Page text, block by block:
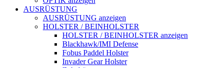
AUSRÜSTUNG
AUSRÜSTUNG anzeigen
HOLSTER / BEINHOLSTER
HOLSTER / BEINHOLSTER anzeigen
Blackhawk/IMI Defense
Fobus Paddel Holster
Invader Gear Holster